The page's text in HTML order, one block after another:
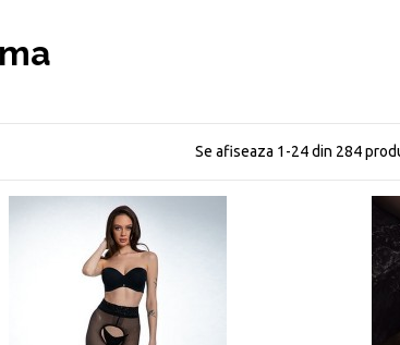
Se afiseaza 1-24 din 284